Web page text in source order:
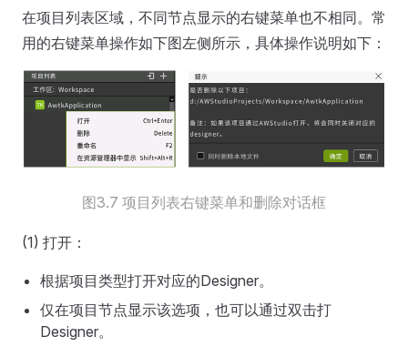
在项目列表区域，不同节点显示的右键菜单也不相同。常
用的右键菜单操作如下图左侧所示，具体操作说明如下：
图3.7 项目列表右键菜单和删除对话框
(1) 打开：
根据项目类型打开对应的Designer。
仅在项目节点显示该选项，也可以通过双击打
Designer。